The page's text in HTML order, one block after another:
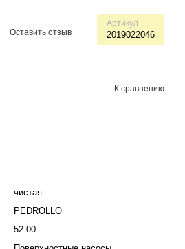
Оставить отзыв
Артикул
2019022046
К сравнению
чистая
PEDROLLO
52.00